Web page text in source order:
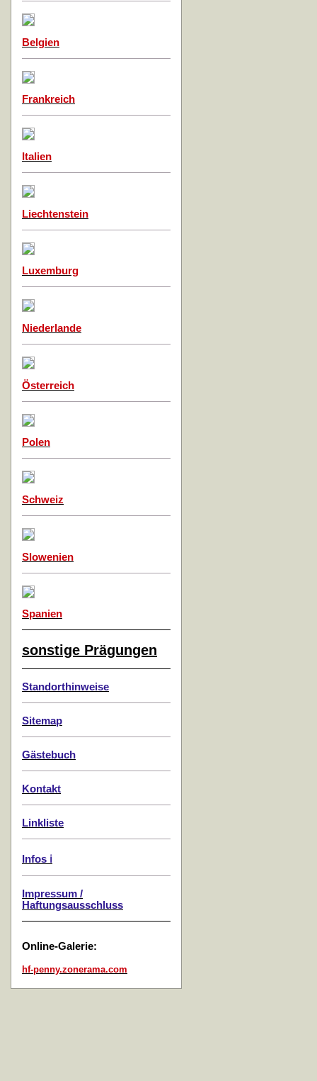
Belgien
Frankreich
Italien
Liechtenstein
Luxemburg
Niederlande
Österreich
Polen
Schweiz
Slowenien
Spanien
sonstige Prägungen
Standorthinweise
Sitemap
Gästebuch
Kontakt
Linkliste
Infos ℹ️
Impressum /
Haftungsausschluss
Online-Galerie:
hf-penny.zonerama.com